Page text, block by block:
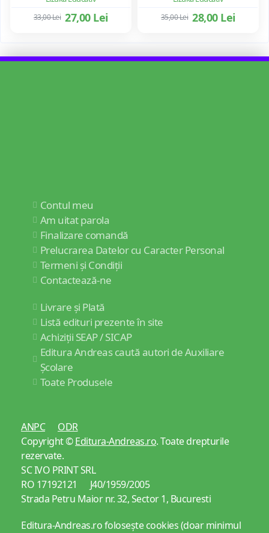
27,00 Lei
33,00 Lei 28,00 Lei
35,00 Lei
Contul meu
Am uitat parola
Finalizare comandă
Prelucrarea Datelor cu Caracter Personal
Termeni și Condiții
Contactează-ne
Livrare și Plată
Listă edituri prezente în site
Achiziții SEAP / SICAP
Editura Andreas caută autori de Auxiliare
Școlare
Toate Produsele
ANPC
ODR
Copyright ©Editura-Andreas.ro. Toate drepturile
rezervate.
SC IVO PRINT SRL
RO 17192121 J40/1959/2005
Strada Petru Maior nr. 32, Sector 1, Bucuresti
Editura-Andreas.ro folosește cookies (doar minimul